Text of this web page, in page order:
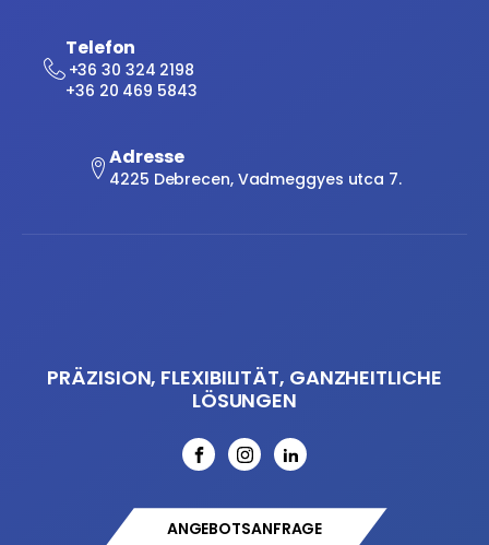
Telefon
+36 30 324 2198
+36 20 469 5843
Adresse
4225 Debrecen, Vadmeggyes utca 7.
PRÄZISION, FLEXIBILITÄT, GANZHEITLICHE
LÖSUNGEN
ANGEBOTSANFRAGE